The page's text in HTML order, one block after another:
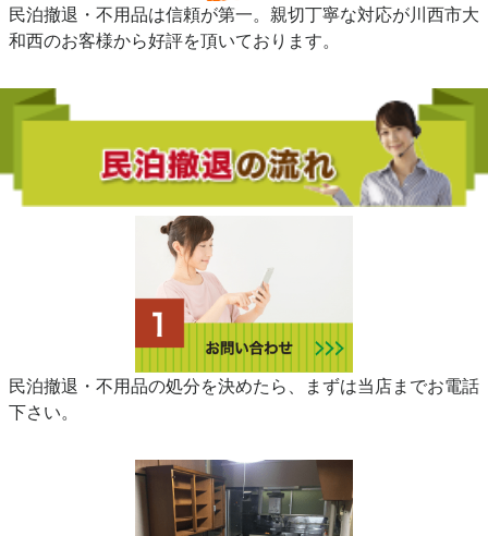
民泊撤退・不用品は信頼が第一。親切丁寧な対応が川西市大
和西のお客様から好評を頂いております。
民泊撤退・不用品の処分を決めたら、まずは当店までお電話
下さい。